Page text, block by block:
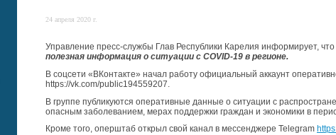
24 апреля 2020 г.
Управление пресс-службы Глав Республики Карелия информирует, что
полезная информация о ситуации с COVID-19 в регионе.
В соцсети «ВКонтакте» начал работу официальный аккаунт
https://vk.com/public194559207.
В группе публикуются оперативные данные о ситуации с
опасным заболеванием, мерах поддержки граждан и экономики в
Кроме того, оперштаб открыл свой канал в мессенджере Telegram